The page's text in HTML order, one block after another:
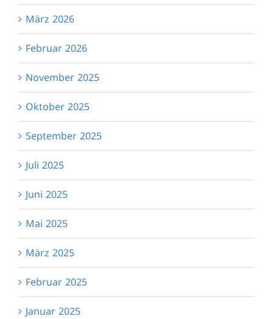
März 2026
Februar 2026
November 2025
Oktober 2025
September 2025
Juli 2025
Juni 2025
Mai 2025
März 2025
Februar 2025
Januar 2025